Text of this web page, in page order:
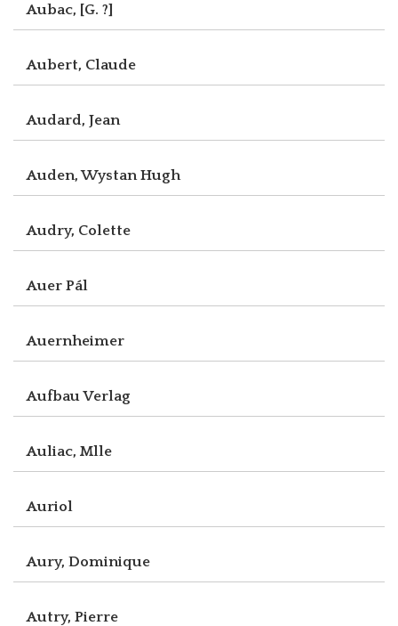
Aubac, [G. ?]
Aubert, Claude
Audard, Jean
Auden, Wystan Hugh
Audry, Colette
Auer Pál
Auernheimer
Aufbau Verlag
Auliac, Mlle
Auriol
Aury, Dominique
Autry, Pierre